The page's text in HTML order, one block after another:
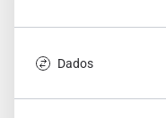
Dados